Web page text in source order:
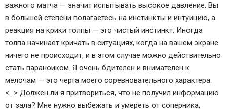
важного матча — значит испытывать высокое давление. Вы
в большей степени полагаетесь на инстинкты и интуицию, а
реакция на крики толпы — это чистый инстинкт. Иногда
толпа начинает кричать в ситуациях, когда на вашем экране
ничего не происходит, и в этом случае можно действительно
стать параноиком. Я очень бдителен и внимателен к
мелочам — это черта моего соревновательного характера.
<…> Должен ли я притвориться, что не получил информацию
от зала? Мне нужно выбежать и умереть от соперника,